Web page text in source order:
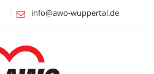
info@awo-wuppertal.de